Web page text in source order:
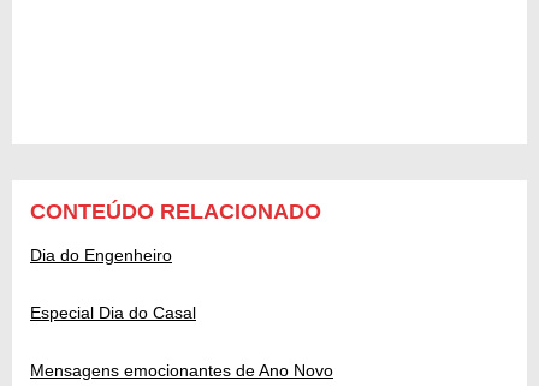
CONTEÚDO RELACIONADO
Dia do Engenheiro
Especial Dia do Casal
Mensagens emocionantes de Ano Novo